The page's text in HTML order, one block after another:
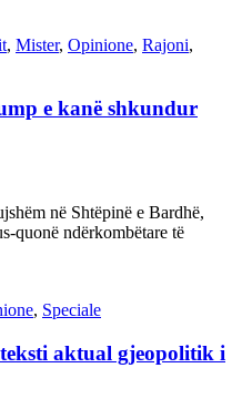
, Mister, Opinione, Rajoni,
e kanë shkundur
në Shtëpinë e Bardhë,
quonë ndërkombëtare të
, Speciale
aktual gjeopolitik i